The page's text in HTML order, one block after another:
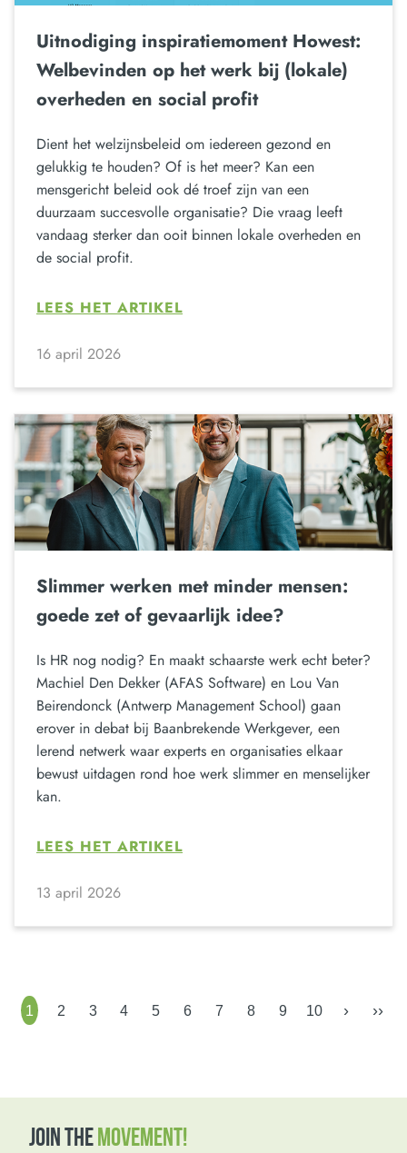
Uitnodiging inspiratiemoment Howest:
Welbevinden op het werk bij (lokale)
overheden en social profit
Dient het welzijnsbeleid om iedereen gezond en
gelukkig te houden? Of is het meer? Kan een
mensgericht beleid ook dé troef zijn van een
duurzaam succesvolle organisatie? Die vraag leeft
vandaag sterker dan ooit binnen lokale overheden en
de social profit.
LEES HET ARTIKEL
16 april 2026
Slimmer werken met minder mensen:
goede zet of gevaarlijk idee?
Is HR nog nodig? En maakt schaarste werk echt beter?
Machiel Den Dekker (AFAS Software) en Lou Van
Beirendonck (Antwerp Management School) gaan
erover in debat bij Baanbrekende Werkgever, een
lerend netwerk waar experts en organisaties elkaar
bewust uitdagen rond hoe werk slimmer en menselijker
kan.
LEES HET ARTIKEL
13 april 2026
1 2 3 4 5 6 7 8 9 10 › ››
JOIN THEMOVEMENT!